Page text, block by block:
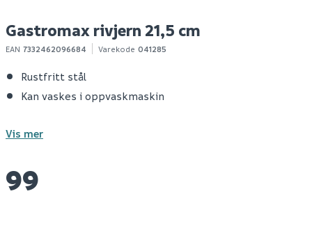
Gastromax rivjern 21,5 cm
EAN 7332462096684 Varekode 041285
Rustfritt stål
Kan vaskes i oppvaskmaskin
Vis mer
99